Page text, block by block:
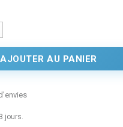
AJOUTER AU PANIER
jours.